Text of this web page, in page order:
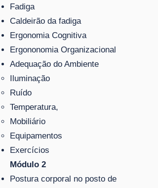
Fadiga
Caldeirão da fadiga
Ergonomia Cognitiva
Ergononomia Organizacional
Adequação do Ambiente
Iluminação
Ruído
Temperatura,
Mobiliário
Equipamentos
Exercícios
Módulo 2
Postura corporal no posto de